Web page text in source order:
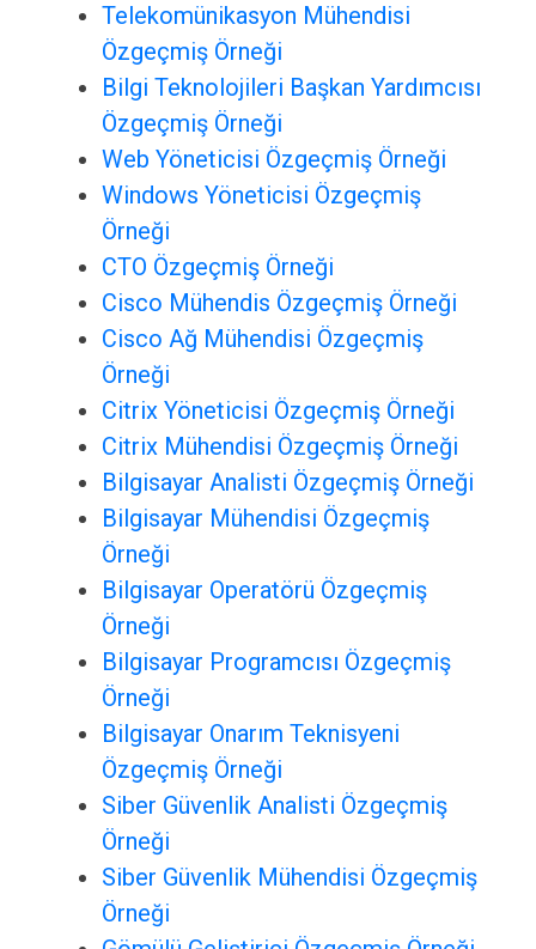
Telekomünikasyon Mühendisi
Özgeçmiş Örneği
Bilgi Teknolojileri Başkan Yardımcısı
Özgeçmiş Örneği
Web Yöneticisi Özgeçmiş Örneği
Windows Yöneticisi Özgeçmiş
Örneği
CTO Özgeçmiş Örneği
Cisco Mühendis Özgeçmiş Örneği
Cisco Ağ Mühendisi Özgeçmiş
Örneği
Citrix Yöneticisi Özgeçmiş Örneği
Citrix Mühendisi Özgeçmiş Örneği
Bilgisayar Analisti Özgeçmiş Örneği
Bilgisayar Mühendisi Özgeçmiş
Örneği
Bilgisayar Operatörü Özgeçmiş
Örneği
Bilgisayar Programcısı Özgeçmiş
Örneği
Bilgisayar Onarım Teknisyeni
Özgeçmiş Örneği
Siber Güvenlik Analisti Özgeçmiş
Örneği
Siber Güvenlik Mühendisi Özgeçmiş
Örneği